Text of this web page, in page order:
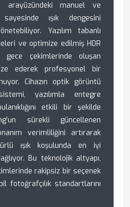
arayüzündeki manuel ve
ışık dengesini
Yazılım tabanlı
ve optimize edilmiş HDR
gece çekimlerinde oluşan
ederek profesyonel bir
Cihazın optik görüntü
yazılımla entegre
etkili bir şekilde
sürekli güncellenen
verimliliğini artırarak
ışık koşulunda en iyi
Bu teknolojik altyapı,
rakipsiz bir seçenek
fotoğrafçılık standartlarını